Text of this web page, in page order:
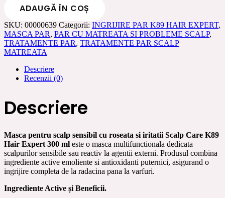
pentru
sensibil
cu
roseata
si
Scalp
Care
Expert
300
ADAUGĂ ÎN COȘ
SKU: 00000639 Categorii: INGRIJIRE PAR K89 HAIR EXPERT,
MASCA PAR, PAR CU MATREATA SI PROBLEME SCALP,
TRATAMENTE PAR, TRATAMENTE PAR SCALP
MATREATA
Descriere
Recenzii (0)
Descriere
Masca pentru scalp sensibil cu roseata si iritatii Scalp Care K89
Hair Expert 300 ml este o masca multifunctionala dedicata
scalpurilor sensibile sau reactiv la agentii externi. Produsul combina
ingrediente active emoliente si antioxidanti puternici, asigurand o
ingrijire completa de la radacina pana la varfuri.
Ingrediente Active și Beneficii.